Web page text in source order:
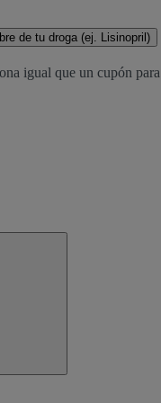
de tu droga (ej. Lisinopril)
igual que un cupón